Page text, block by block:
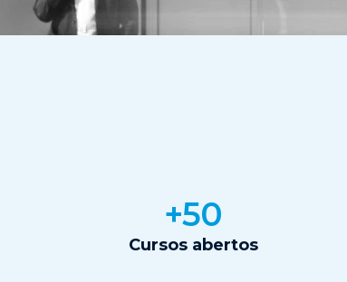
+50
Cursos abertos